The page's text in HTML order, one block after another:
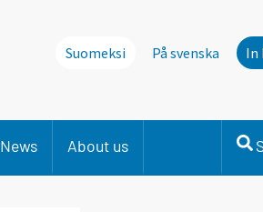
Suomeksi På svenska In
News About us